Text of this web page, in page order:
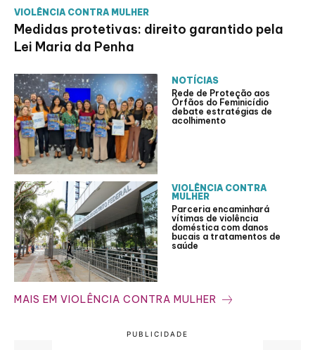
VIOLÊNCIA CONTRA MULHER
Medidas protetivas: direito garantido pela
Lei Maria da Penha
NOTÍCIAS
Rede de Proteção aos
Órfãos do Feminicídio
debate estratégias de
acolhimento
VIOLÊNCIA CONTRA
MULHER
Parceria encaminhará
vítimas de violência
doméstica com danos
bucais a tratamentos de
saúde
MAIS EM VIOLÊNCIA CONTRA MULHER